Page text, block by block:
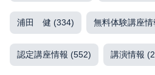
浦田 健 (334) 無料体験講座情
認定講座情報 (552) 講演情報